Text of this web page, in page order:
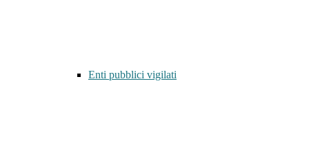
Enti pubblici vigilati